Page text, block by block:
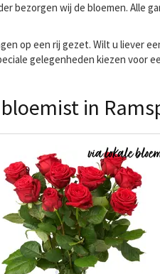
bezorgen wij de bloemen. Alle
op een rij gezet. Wilt u liever
gelegenheden kiezen voor
in